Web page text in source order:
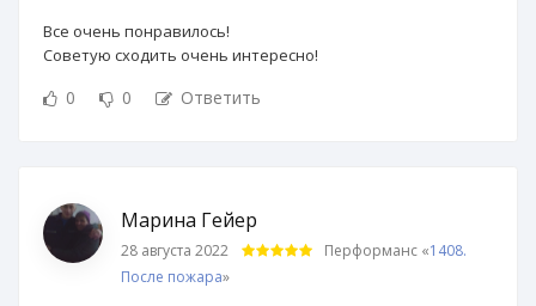
Все очень понравилось!
Советую сходить очень интересно!
0 0 Ответить
Марина Гейер
28 августа 2022 Перформанс «1408.
После пожара»